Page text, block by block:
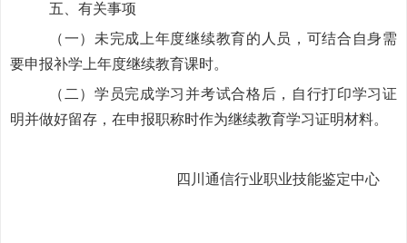
五、有关事项
（一）未完成上年度继续教育的人员，可结合自身需
要申报补学上年度继续教育课时。
（二）学员完成学习并考试合格后，自行打印学习证
明并做好留存，在申报职称时作为继续教育学习证明材料。
四川通信行业职业技能鉴定中心